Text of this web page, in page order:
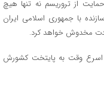
از تروریسم نه‌ تنها هیچ
با جمهوری اسلامی ایران
مخدوش خواهد کرد.
اسرع وقت به پایتخت کشورش